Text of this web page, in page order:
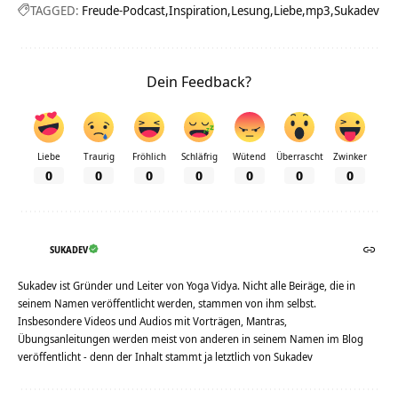
TAGGED: Freude-Podcast Inspiration Lesung Liebe mp3 Sukadev
Dein Feedback?
Liebe
0
Traurig
0
Fröhlich
0
Schläfrig
0
Wütend
0
Überrascht
0
Zwinker
0
SUKADEV
Sukadev ist Gründer und Leiter von Yoga Vidya. Nicht alle Beiräge, die in
seinem Namen veröffentlicht werden, stammen von ihm selbst.
Insbesondere Videos und Audios mit Vorträgen, Mantras,
Übungsanleitungen werden meist von anderen in seinem Namen im Blog
veröffentlicht - denn der Inhalt stammt ja letztlich von Sukadev